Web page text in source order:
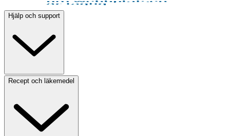
Hjälp och support
Recept och läkemedel